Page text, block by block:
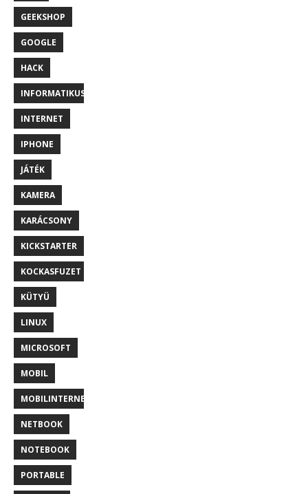
GEEKSHOP
GOOGLE
HACK
INFORMATIKUS
INTERNET
IPHONE
JÁTÉK
KAMERA
KARÁCSONY
KICKSTARTER
KOCKASFUZET
KÜTYÜ
LINUX
MICROSOFT
MOBIL
MOBILINTERNET
NETBOOK
NOTEBOOK
PORTABLE